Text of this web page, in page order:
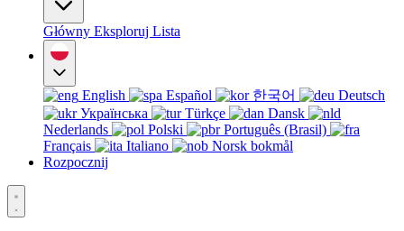
Główny Eksploruj Lista
English Español 한국어
Deutsch
Українська
Türkçe
Dansk
Nederlands
Polski
Português (Brasil)
Français
Italiano
Norsk bokmål
Rozpocznij